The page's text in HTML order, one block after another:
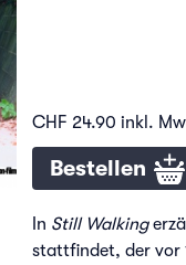
CHF 24.90 inkl.
Bestellen
In Still Walking
stattfindet, der vor